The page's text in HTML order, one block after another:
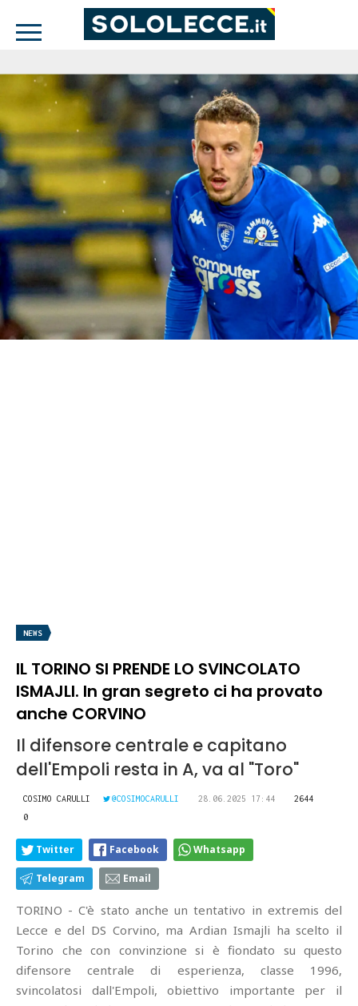
NEWS
IL TORINO SI PRENDE LO SVINCOLATO
ISMAJLI. In gran segreto ci ha provato
anche CORVINO
Il difensore centrale e capitano
dell'Empoli resta in A, va al "Toro"
COSIMO CARULLI @COSIMOCARULLI 28.06.2025 17:44
2644
0
Twitter Facebook Whatsapp
Telegram Email
TORINO - C'è stato anche un tentativo in extremis del
Lecce e del DS Corvino, ma Ardian Ismajli ha scelto il
Torino che con convinzione si è fiondato su questo
difensore centrale di esperienza, classe 1996,
svincolatosi dall'Empoli, obiettivo importante per il